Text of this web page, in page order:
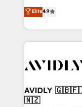
AI, & maximize
Integrations:
North America.
marketing
webdesign. Markentive is both a consulting firm, a
digital agency
CRM and
Elite4.9
AVIDLY
🇳🇿